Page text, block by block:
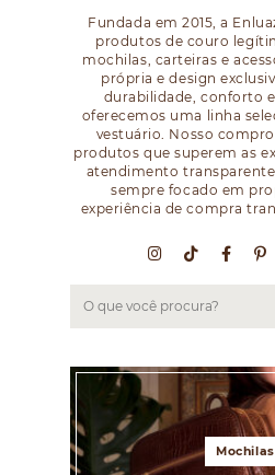
Fundada em 2015, a
produtos de couro
mochilas, carteiras e
própria e design
durabilidade, conforto
oferecemos uma linha
vestuário. Nosso
produtos que superem as
atendimento
sempre focado em
experiência de compra
Mochilas